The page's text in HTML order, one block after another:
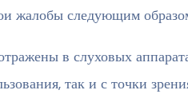
жалобы следующим
в слуховых
так и с точки